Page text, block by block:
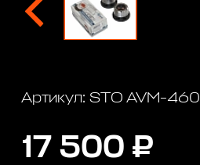
Артикул: STO AVM-460
17 500 ₽